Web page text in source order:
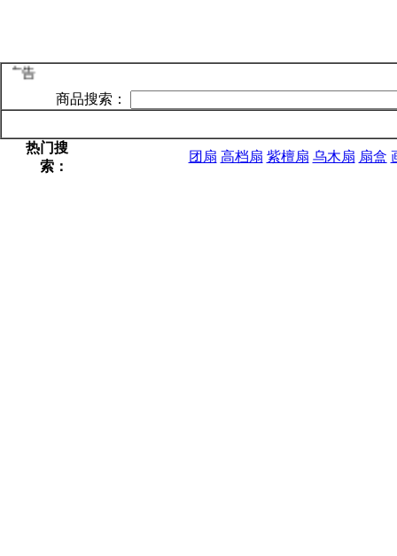
告
商品搜索：
热门搜
索：
团扇 高档扇 紫檀扇 乌木扇 扇盒